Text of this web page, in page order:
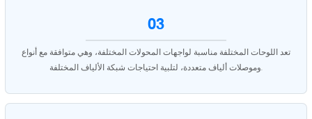
03
تعد اللوحات المختلفة مناسبة لواجهات المحولات المختلفة، وهي متوافقة مع أنواع
وموصلات ألياف متعددة، لتلبية احتياجات شبكة الألياف المختلفة.